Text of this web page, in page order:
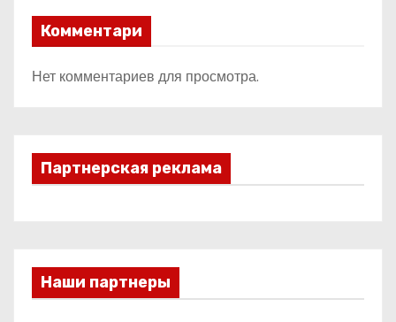
Комментари
Нет комментариев для просмотра.
Партнерская реклама
Наши партнеры